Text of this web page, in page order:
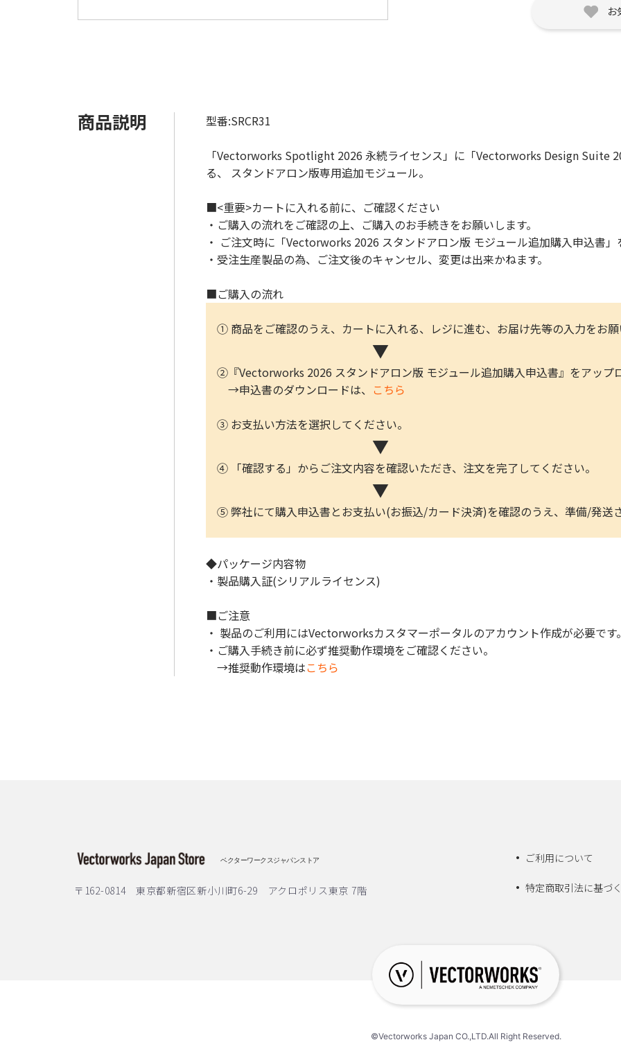
お
商品説明 型番:SRCR31
「Vectorworks Spotlight 2026 永続ライセンス」に「Vectorworks Design Suite
る、 スタンドアロン版専用追加モジュール。
■<重要>カートに入れる前に、ご確認ください
・ご購入の流れをご確認の上、ご購入のお手続きをお願いします。
・ ご注文時に「Vectorworks 2026 スタンドアロン版 モジュール追加購入申込書」
・受注生産製品の為、ご注文後のキャンセル、変更は出来かねます。
■ご購入の流れ
① 商品をご確認のうえ、カートに入れる、レジに進む、お届け先等の入力をお願
▼
②『Vectorworks 2026 スタンドアロン版 モジュール追加購入申込書』をアップ
→申込書のダウンロードは、 こちら
③ お支払い方法を選択してください。
▼
④ 「確認する」からご注文内容を確認いただき、注文を完了してください。
▼
⑤ 弊社にて購入申込書とお支払い(お振込/カード決済)を確認のうえ、準備/発送
◆パッケージ内容物
・製品購入証(シリアルライセンス)
■ご注意
・ 製品のご利用にはVectorworksカスタマーポータルのアカウント作成が必要です。
・ご購入手続き前に必ず推奨動作環境をご確認ください。
→推奨動作環境はこちら
ベクターワークスジャパンストア
〒162-0814 東京都新宿区新小川町6-29 アクロポリス東京 7階
ご利用について
特定商取引法に基づ
©Vectorworks Japan CO.,LTD.All Right Reserved.